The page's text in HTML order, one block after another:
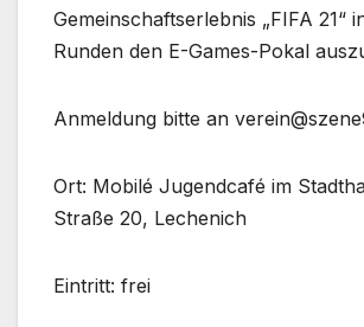
Gemeinschaftserlebnis „FIFA 21“
Runden den E-Games-Pokal
Anmeldung bitte an
Ort: Mobilé Jugendcafé im
Straße 20, Lechenich
Eintritt: frei